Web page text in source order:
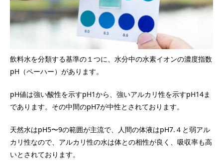
飲料水を分類する基準の１つに、水分中の水素イオンの濃度指数
pH（ペーハー）があります。
pH値は強い酸性を示すpH1から、強いアルカリ性を示すpH14ま
であります。その中間のpH7が中性とされております。
天然水はpH5〜9の範囲が主流で、人間の体液はpH7.４と弱アル
カリ性なので、アルカリ性の水は体との相性が良く、吸収率も高
いとされております。